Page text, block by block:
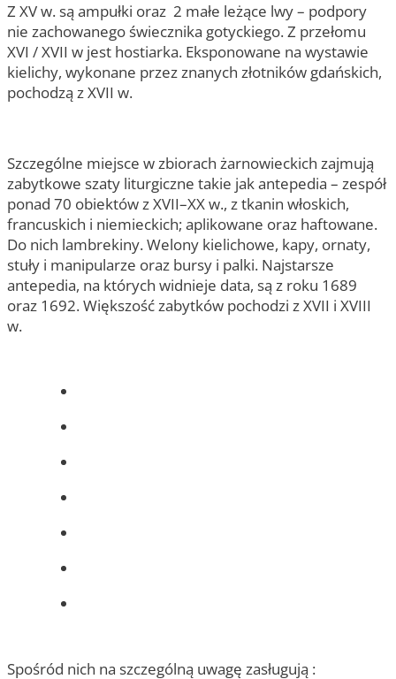
Z XV w. są ampułki oraz 2 małe leżące lwy – podpory
nie zachowanego świecznika gotyckiego. Z przełomu
XVI / XVII w jest hostiarka. Eksponowane na wystawie
kielichy, wykonane przez znanych złotników gdańskich,
pochodzą z XVII w.
Szczególne miejsce w zbiorach żarnowieckich zajmują
zabytkowe szaty liturgiczne takie jak antepedia – zespół
ponad 70 obiektów z XVII–XX w., z tkanin włoskich,
francuskich i niemieckich; aplikowane oraz haftowane.
Do nich lambrekiny. Welony kielichowe, kapy, ornaty,
stuły i manipularze oraz bursy i palki. Najstarsze
antepedia, na których widnieje data, są z roku 1689
oraz 1692. Większość zabytków pochodzi z XVII i XVIII
w.
Spośród nich na szczególną uwagę zasługują :